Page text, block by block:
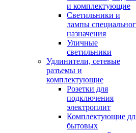
и комплектующие
Светильники и
лампы
назначения
Уличные
светильники
Удлинители, сетевые
разъемы и
комплектующие
Розетки для
подключения
электроплит
Комплектующие
бытовых